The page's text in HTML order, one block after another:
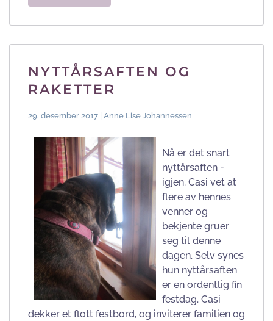
NYTTÅRSAFTEN OG
RAKETTER
29. desember 2017 | Anne Lise Johannessen
Nå er det snart
nyttårsaften -
igjen. Casi vet at
flere av hennes
venner og
bekjente gruer
seg til denne
dagen. Selv synes
hun nyttårsaften
er en ordentlig fin
festdag. Casi
dekker et flott festbord, og inviterer familien og